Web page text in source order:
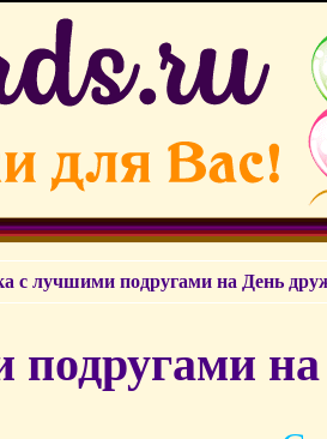
с лучшими подругами на День